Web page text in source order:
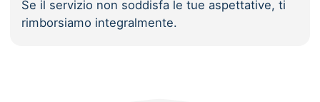
Se il servizio non soddisfa le tue aspettative, ti
rimborsiamo integralmente.